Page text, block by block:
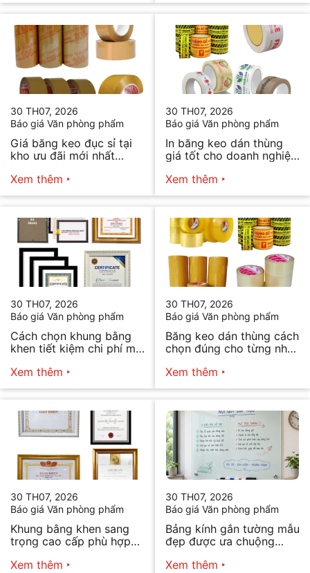
30 TH07, 2026
Báo giá Văn phòng phẩm
Giá băng keo đục sỉ tại
kho ưu đãi mới nhất
Xem thêm
30 TH07, 2026
Báo giá Văn phòng phẩm
In băng keo dán thùng
giá tốt cho doanh nghiệp
Xem thêm
30 TH07, 2026
Báo giá Văn phòng phẩm
Cách chọn khung bằng
khen tiết kiệm chi phí mà
Xem thêm
30 TH07, 2026
Báo giá Văn phòng phẩm
Băng keo dán thùng cách
chọn đúng cho từng nhu
Xem thêm
30 TH07, 2026
Báo giá Văn phòng phẩm
Khung bằng khen sang
trọng cao cấp phù hợp
Xem thêm
30 TH07, 2026
Báo giá Văn phòng phẩm
Bảng kính gắn tường mẫu
đẹp được ưa chuộng
Xem thêm